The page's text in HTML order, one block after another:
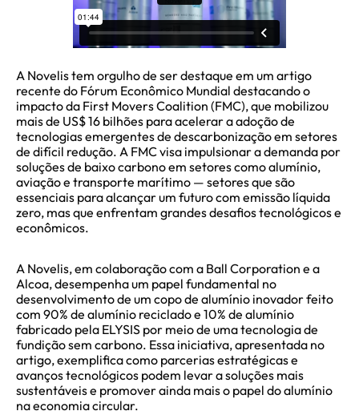
A Novelis tem orgulho de ser destaque em um artigo
recente do Fórum Econômico Mundial destacando o
impacto da First Movers Coalition (FMC), que mobilizou
mais de US$ 16 bilhões para acelerar a adoção de
tecnologias emergentes de descarbonização em setores
de difícil redução. A FMC visa impulsionar a demanda por
soluções de baixo carbono em setores como alumínio,
aviação e transporte marítimo — setores que são
essenciais para alcançar um futuro com emissão líquida
zero, mas que enfrentam grandes desafios tecnológicos e
econômicos.
A Novelis, em colaboração com a Ball Corporation e a
Alcoa, desempenha um papel fundamental no
desenvolvimento de um copo de alumínio inovador feito
com 90% de alumínio reciclado e 10% de alumínio
fabricado pela ELYSIS por meio de uma tecnologia de
fundição sem carbono. Essa iniciativa, apresentada no
artigo, exemplifica como parcerias estratégicas e
avanços tecnológicos podem levar a soluções mais
sustentáveis e promover ainda mais o papel do alumínio
na economia circular.